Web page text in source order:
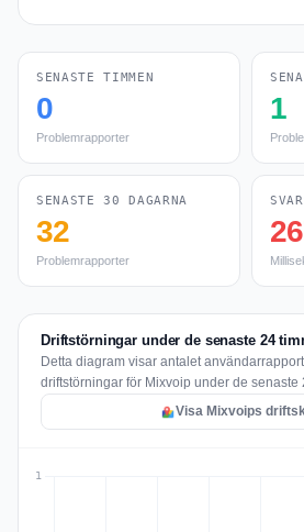
SENASTE TIMMEN
0
Problemrapporter
1
SENASTE 30 DAGARNA
32
Problemrapporter
Driftstörningar under de senaste 24
Detta diagram visar antalet
driftstörningar för Mixvoip under de senaste
Visa Mixvoips